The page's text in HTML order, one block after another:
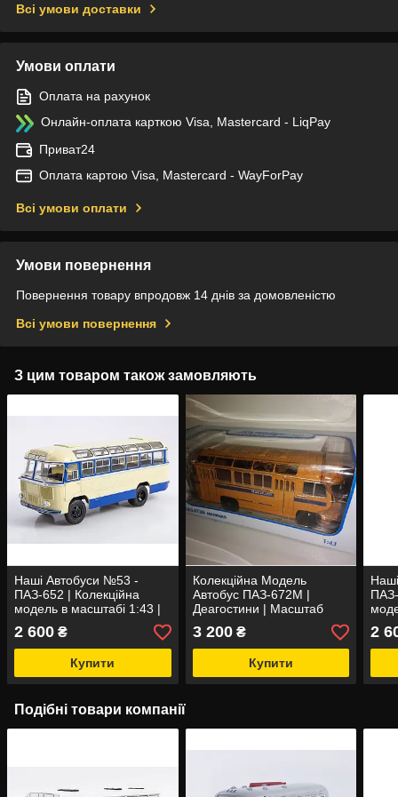
Всі умови доставки
Умови оплати
Оплата на рахунок
Онлайн-оплата карткою Visa, Mastercard - LiqPay
Приват24
Оплата картою Visa, Mastercard - WayForPay
Всі умови оплати
Умови повернення
Повернення товару впродовж 14 днів за домовленістю
Всі умови повернення
З цим товаром також замовляють
Наші Автобуси №53 -
ПАЗ-652 | Колекційна
модель в масштабі 1:43 |
Modimio
2 600 ₴
Купити
Колекційна Модель
Автобус ПАЗ-672М |
Деагостини | Масштаб
1:43
3 200₴
Купити
2
Подібні товари компанії